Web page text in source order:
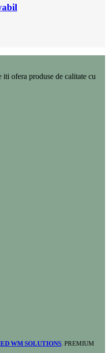
ofera produse de calitate cu
WM SOLUTIONS. PREMIUM